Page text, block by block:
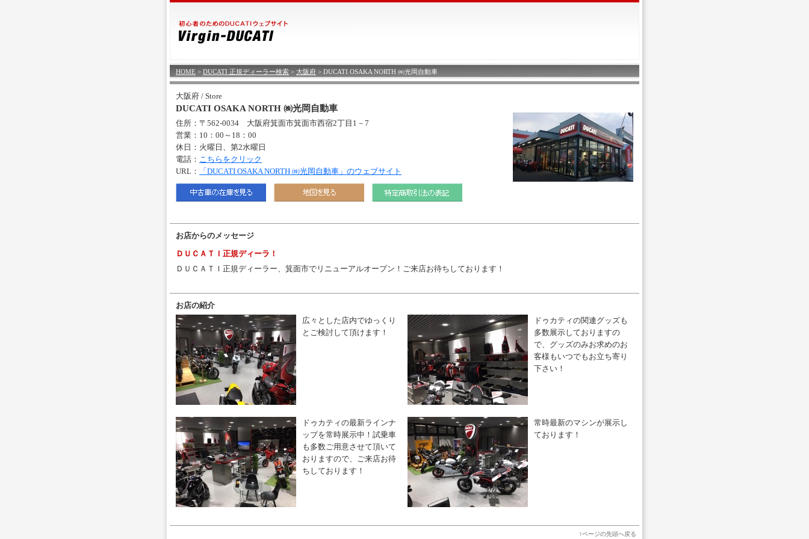
HOME > DUCATI 正規ディーラー検索 > 大阪府 > DUCATI OSAKA NORTH ㈱光岡自動車
大阪府 / Store
DUCATI OSAKA NORTH ㈱光岡自動車
住所：〒562-0034 大阪府箕面市箕面市西宿2丁目1－7
営業：10：00～18：00
休日：火曜日、第2水曜日
電話： こちらをクリック
URL：
「DUCATI OSAKA NORTH ㈱光岡自動車」のウェブサイト
お店からのメッセージ
ＤＵＣＡＴＩ正規ディーラ！
ＤＵＣＡＴＩ正規ディーラー、箕面市でリニューアルオープン！ご来店お待ちしております！
お店の紹介
広々とした店内でゆっくり
とご検討して頂けます！
ドゥカティの関連グッズも
多数展示しておりますの
で、グッズのみお求めのお
客様もいつでもお立ち寄り
下さい！
ドゥカティの最新ラインナ
ップを常時展示中！試乗車
も多数ご用意させて頂いて
おりますので、ご来店お待
ちしております！
常時最新のマシンが展示し
ております！
↑ページの先頭へ戻る